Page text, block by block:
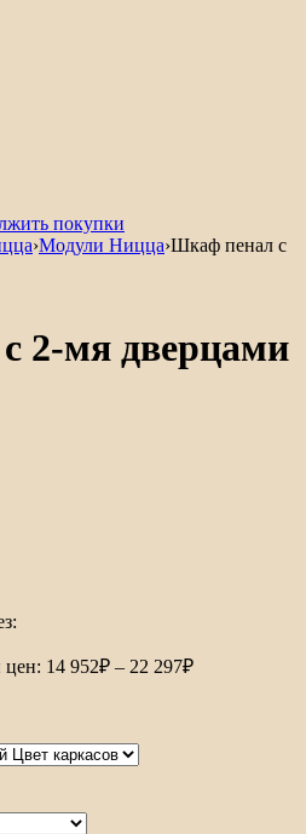
покупки
›Модули Ницца›Шкаф пенал с
2-мя дверцами
цен: 14 952₽ – 22 297₽